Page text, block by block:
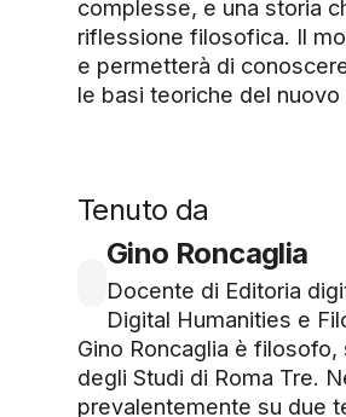
complesse, e una storia
riflessione filosofica. Il
e permetterà di
le basi teoriche del
Tenuto da
Gino Roncaglia
Docente di Editoria
Digital Humanities e
Gino Roncaglia è
degli Studi di Roma Tre.
prevalentemente su due